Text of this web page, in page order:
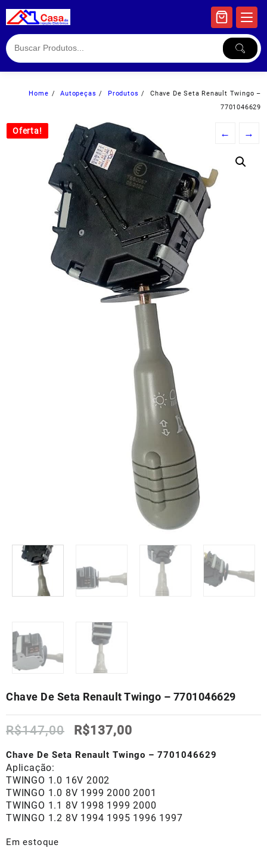
to
Home Autopeças Produtos
Chave De Seta Renault Twingo –
7701046629
Oferta! ← →
Chave De Seta Renault Twingo – 7701046629
R$147,00
O
original
R$147,00.
R$137,00
atual
Chave De Seta Renault Twingo – 7701046629
Aplicação:
TWINGO 1.0 16V 2002
TWINGO 1.0 8V 1999 2000 2001
TWINGO 1.1 8V 1998 1999 2000
TWINGO 1.2 8V 1994 1995 1996 1997
Em estoque
Oferta!